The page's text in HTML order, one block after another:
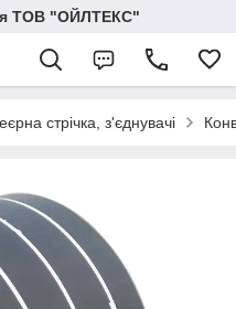
ТОВ "ОЙЛТЕКС"
стрічка, з'єднувачі